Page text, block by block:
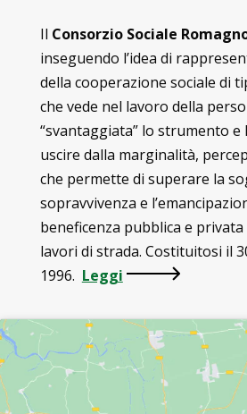
Il Consorzio Sociale
inseguendo l’idea di
della cooperazione sociale di
che vede nel lavoro della
“svantaggiata” lo strumento e
uscire dalla marginalità,
che permette di superare la
sopravvivenza e
beneficenza pubblica e
lavori di strada. Costituitosi il
1996. Leggi